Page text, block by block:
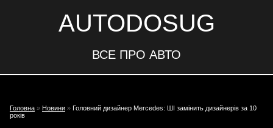
AUTODOSUG
ВСЕ ПРО АВТО
Головна » Новини » Головний дизайнер Mercedes: ШІ замінить дизайнерів за 10
років